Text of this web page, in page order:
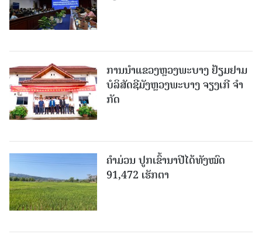
ການນຳແຂວງຫຼວງພະບາງ ຢ້ຽມ​ຢາມ
ບໍ​ລິ​ສັດຊີມັງຫຼວງພະບາງ ຈຽງເກີ ຈໍາ
ກັດ
ຄໍາມ່ວນ ປູກເຂົ້ານາປີໄດ້ທັງໝົດ
91,472 ເຮັກຕາ